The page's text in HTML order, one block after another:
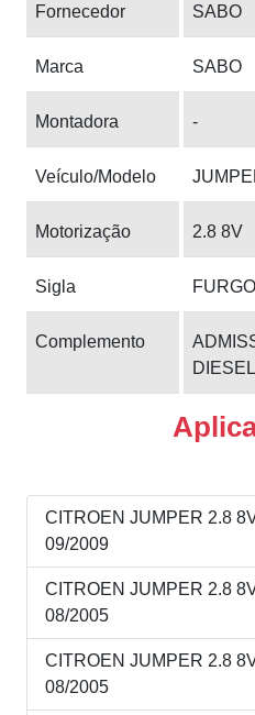
Fornecedor SABO
Marca SABO
Montadora -
Veículo/Modelo
Motorização 2.8 8V
Sigla
Complemento
DIESEL
CITROEN JUMPER 2.8
09/2009
CITROEN JUMPER 2.8
08/2005
CITROEN JUMPER 2.8
08/2005